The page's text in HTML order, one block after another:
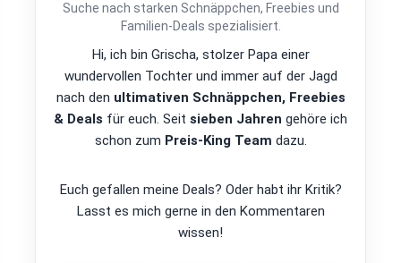
Suche nach starken Schnäppchen, Freebies und
Familien-Deals spezialisiert.
Hi, ich bin Grischa, stolzer Papa einer
wundervollen Tochter und immer auf der Jagd
nach den ultimativen Schnäppchen, Freebies
& Deals für euch. Seit sieben Jahren gehöre ich
schon zum Preis-King Team dazu.
Euch gefallen meine Deals? Oder habt ihr Kritik?
Lasst es mich gerne in den Kommentaren
wissen!